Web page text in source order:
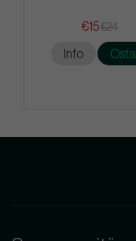
€15€24
Info Osta